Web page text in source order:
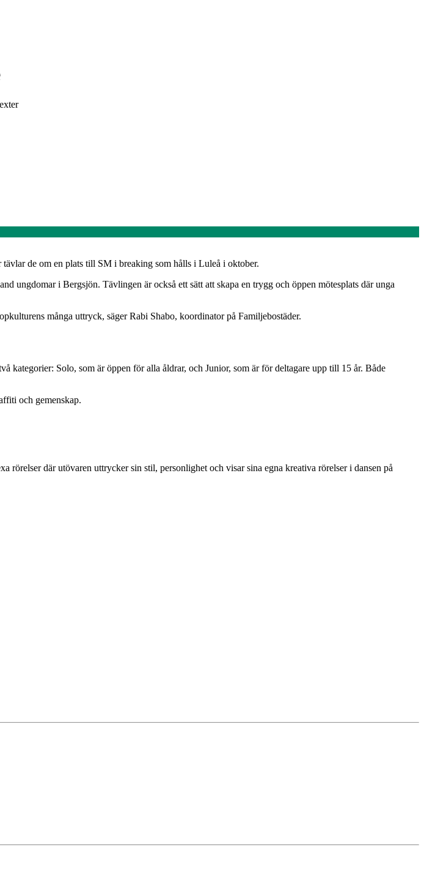
de om en plats till SM i breaking som hålls i Luleå i oktober.
ungdomar i Bergsjön. Tävlingen är också ett sätt att skapa en trygg och öppen mötesplats där unga
många uttryck, säger Rabi Shabo, koordinator på Familjebostäder.
Solo, som är öppen för alla åldrar, och Junior, som är för deltagare upp till 15 år. Både
och gemenskap.
där utövaren uttrycker sin stil, personlighet och visar sina egna kreativa rörelser i dansen på